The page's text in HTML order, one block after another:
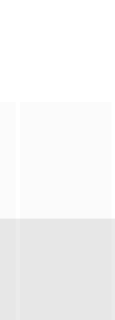
。朱音为了支撑家数在